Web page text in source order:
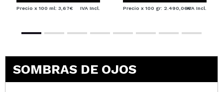
Precio x 100 ml: 3,67€ IVA Incl. Precio x 100 gr: 2.490,06€IVA Incl.
SOMBRAS DE OJOS